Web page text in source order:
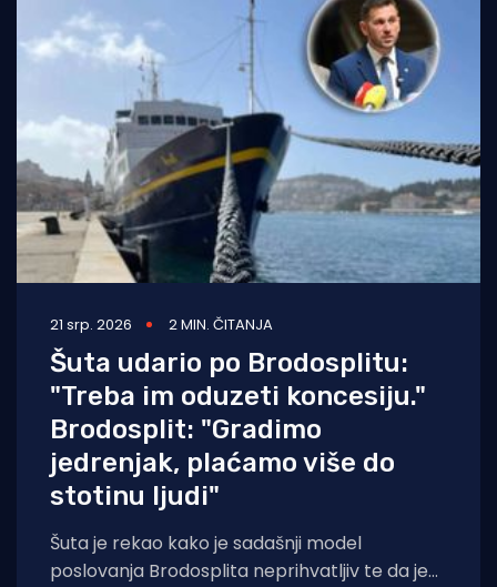
21 srp. 2026 2 MIN. ČITANJA
Šuta udario po Brodosplitu:
"Treba im oduzeti koncesiju."
Brodosplit: "Gradimo
jedrenjak, plaćamo više do
stotinu ljudi"
Šuta je rekao kako je sadašnji model
poslovanja Brodosplita neprihvatljiv te da je